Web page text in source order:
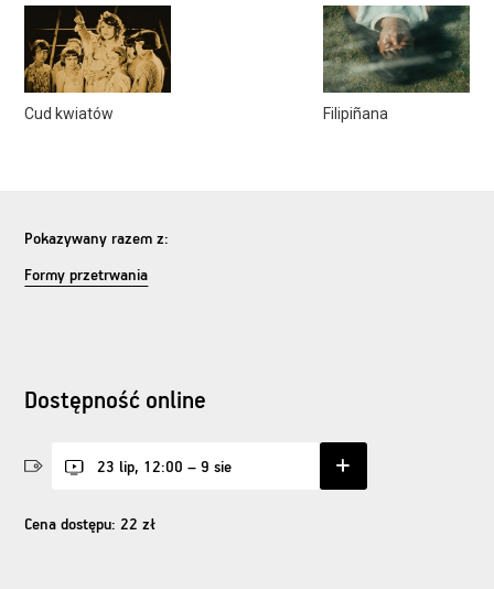
Cud kwiatów Filipiñana
Pokazywany razem z:
Formy przetrwania
Dostępność online
23 lip, 12:00 – 9 sie
Cena dostępu: 22 zł